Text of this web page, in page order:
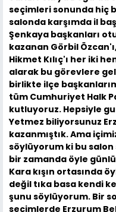
seçimleri sonunda hiç
salonda karşımda il
Şenkaya başkanları
kazanan Görbil
Hikmet Kılıç'ı her iki
alarak bu görevlere
birlikte ilçe
tüm Cumhuriyet Halk
kutluyoruz. Hepsiyle
Yetmez biliyorsunuz
kazanmıştık. Ama
söylüyorum ki bu
bir zamanda öyle
Kara kışın ortasında
değil tıka basa kendi
şunu söylüyorum. Bir
seçimlerde Erzurum